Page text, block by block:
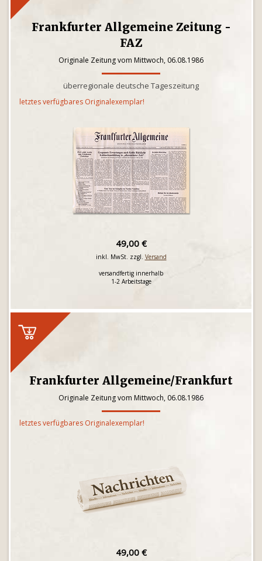
Frankfurter Allgemeine Zeitung -
FAZ
Originale Zeitung vom Mittwoch, 06.08.1986
überregionale deutsche Tageszeitung
letztes verfügbares Originalexemplar!
49,00 €
inkl. MwSt. zzgl. Versand
versandfertig innerhalb
1-2 Arbeitstage
Frankfurter Allgemeine/Frankfurt
Originale Zeitung vom Mittwoch, 06.08.1986
letztes verfügbares Originalexemplar!
49,00 €